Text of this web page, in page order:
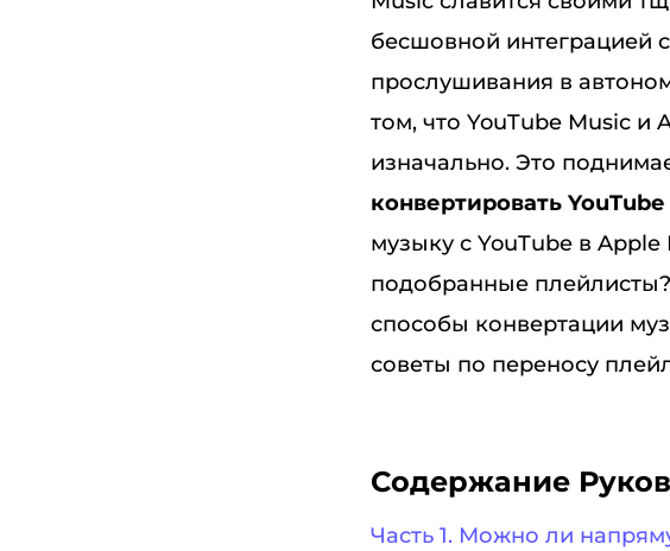
бесшовной интеграцией
прослушивания в
том, что YouTube Music и
изначально. Это
конвертировать
музыку с YouTube в
подобранные
способы конвертации
советы по переносу
Содержание
Часть 1. Можно ли